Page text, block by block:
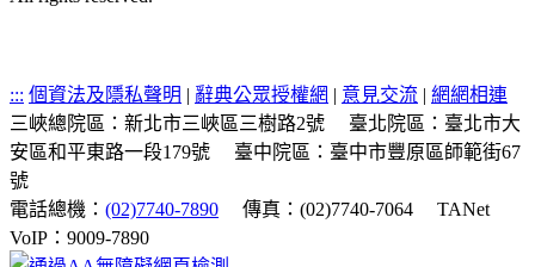
::: 個資法及隱私聲明 | 辭典公眾授權網 | 意見交流 | 網網相連
三峽總院區：新北市三峽區三樹路2號
臺北院區：臺北市大
安區和平東路一段179號
臺中院區：臺中市豐原區師範街67
號
電話總機： (02)7740-7890 傳真：(02)7740-7064
TANet
VoIP：9009-7890